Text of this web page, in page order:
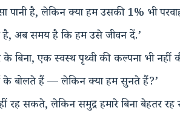
पानी है, लेकिन क्या हम उसकी 1% भी
है, अब समय है कि हम उसे जीवन दें.’
के बिना, एक स्वस्थ पृथ्वी की कल्पना भी
के बोलते हैं — लेकिन क्या हम सुनते हैं?’
रह सकते, लेकिन समुद्र हमारे बिना बेहतर